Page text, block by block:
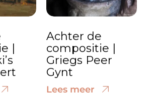
|
Achter de
compositie |
Griegs Peer
Gynt
Lees meer